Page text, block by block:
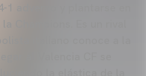
adverso y plantarse en
Champions. Es un rival
italiano conoce a la
al Valencia CF se
la elástica de la